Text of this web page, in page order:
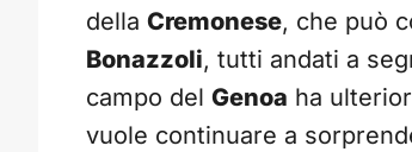
della Cremonese, che può
Bonazzoli, tutti andati a
campo del Genoa ha
vuole continuare a